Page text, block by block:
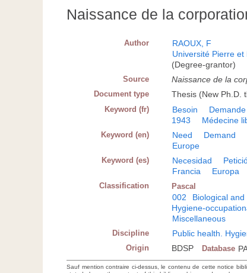
Naissance de la
Author
RAOUX, F
Université Pierre
(Degree-grantor)
Source Naissance de la
Document type Thesis (New Ph.D.
Keyword (fr) Besoin Demande
1943
Médecine
Keyword (en) Need Demand
Europe
Keyword (es) Necesidad
Francia
Europa
Classification Pascal
002 Biological
Hygiene-
Miscellaneous
Discipline Public health.
Origin BDSP Database
Sauf mention contraire ci-dessus, le contenu de cette notice